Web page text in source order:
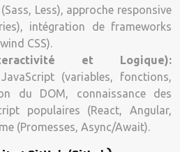
Less), approche responsive
intégration de frameworks
CSS).
et Logique):
(variables, fonctions,
du DOM, connaissance des
populaires (React, Angular,
(Promesses, Async/Await).